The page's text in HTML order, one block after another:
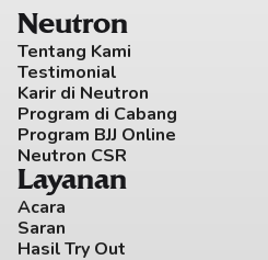
Neutron
Tentang Kami
Testimonial
Karir di Neutron
Program di Cabang
Program BJJ Online
Neutron CSR
Layanan
Acara
Saran
Hasil Try Out